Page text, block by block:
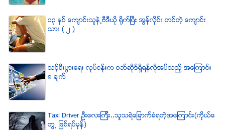
၁၃ ႏွစ္ ေက်ာင္းသူနဲ႕ဗီဒီယို ရိုက္ျပီး အြန္လိုင္း တင္တဲ့ ေက်ာင္း
သား ( ၂ )
သင့္စီးပြားေရး လုပ္ငန္းက ဝဘ္ဆိုဒ္ရွိရန္လိုအပ္သည့္ အေၾကာင္း
၈ ခ်က္
Taxi Driver ဦးေလးၾကီး..သူသရဲေျခာက္ခံရတဲ့အေၾကာင္း(ကိုယ္ေ
တြ႕ ျဖစ္ရပ္မွန္)